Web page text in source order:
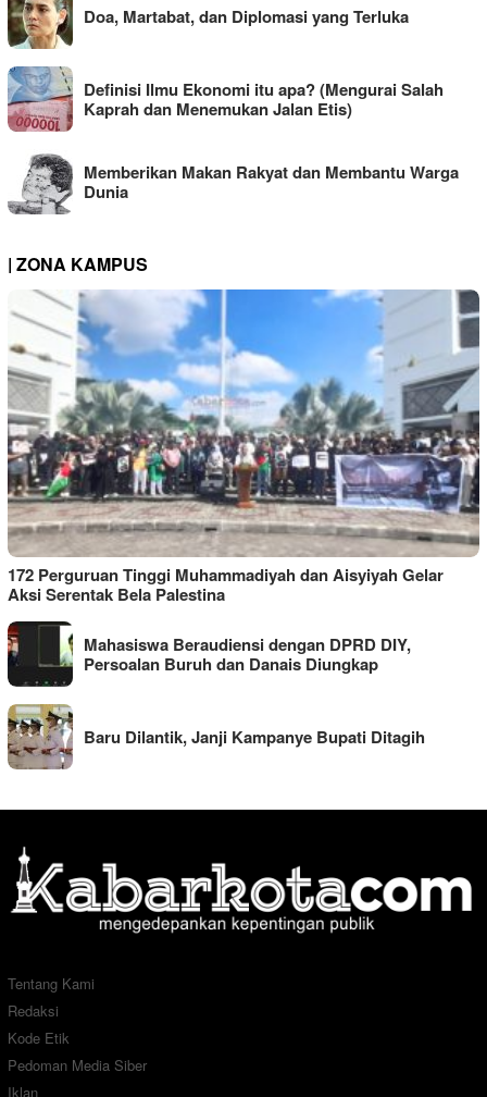
Doa, Martabat, dan Diplomasi yang Terluka
Definisi Ilmu Ekonomi itu apa? (Mengurai Salah
Kaprah dan Menemukan Jalan Etis)
Memberikan Makan Rakyat dan Membantu Warga
Dunia
| ZONA KAMPUS
172 Perguruan Tinggi Muhammadiyah dan Aisyiyah Gelar
Aksi Serentak Bela Palestina
Mahasiswa Beraudiensi dengan DPRD DIY,
Persoalan Buruh dan Danais Diungkap
Baru Dilantik, Janji Kampanye Bupati Ditagih
Tentang Kami
Redaksi
Kode Etik
Pedoman Media Siber
Iklan